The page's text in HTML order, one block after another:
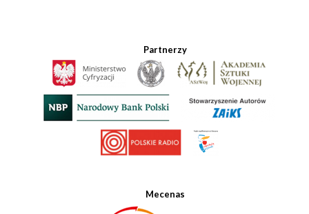
Partnerzy
Mecenas